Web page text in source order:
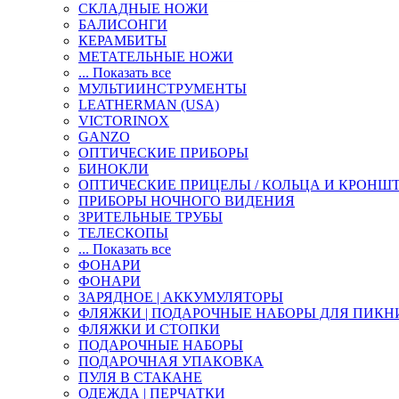
СКЛАДНЫЕ НОЖИ
БАЛИСОНГИ
КЕРАМБИТЫ
МЕТАТЕЛЬНЫЕ НОЖИ
... Показать все
МУЛЬТИИНСТРУМЕНТЫ
LEATHERMAN (USA)
VICTORINOX
GANZO
ОПТИЧЕСКИЕ ПРИБОРЫ
БИНОКЛИ
ОПТИЧЕСКИЕ ПРИЦЕЛЫ / КОЛЬЦА И
ПРИБОРЫ НОЧНОГО ВИДЕНИЯ
ЗРИТЕЛЬНЫЕ ТРУБЫ
ТЕЛЕСКОПЫ
... Показать все
ФОНАРИ
ФОНАРИ
ЗАРЯДНОЕ | АККУМУЛЯТОРЫ
ФЛЯЖКИ | ПОДАРОЧНЫЕ НАБОРЫ ДЛЯ
ФЛЯЖКИ И СТОПКИ
ПОДАРОЧНЫЕ НАБОРЫ
ПОДАРОЧНАЯ УПАКОВКА
ПУЛЯ В СТАКАНЕ
ОДЕЖДА | ПЕРЧАТКИ